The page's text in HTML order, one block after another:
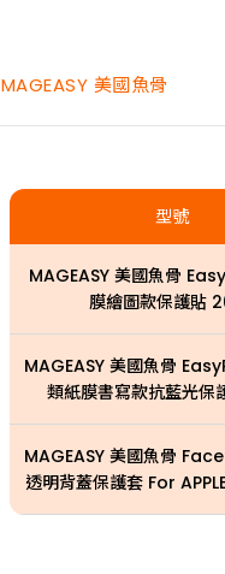
MAGEASY 美國魚骨
型號
MAGEASY 美國魚骨
膜繪圖款保護貼
MAGEASY 美國魚骨
類紙膜書寫款抗藍光
MAGEASY 美國魚骨
透明背蓋保護套 For